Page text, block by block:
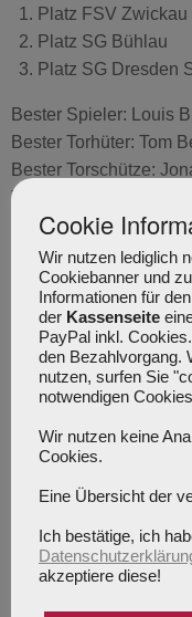
Platz FSV Zwickau
Platz SG Bühlau
Platz SG Dresden
Bester Spieler: Louis
Bester Torhüter: Tom
Bester Torschütze:
Tore
Allstar-Team: Bruno
Allstar-Team: Lenik
➤ Turnierergebnisse
Cookie
Wir nutzen lediglich
Cookiebanner und
Informationen für den
der Kassenseite
PayPal inkl.
den Bezahlvorgang.
nutzen, surfen Sie
notwendigen
Wir nutzen keine
Cookies.
Eine Übersicht der
Ich bestätige, ich
akzeptiere diese!